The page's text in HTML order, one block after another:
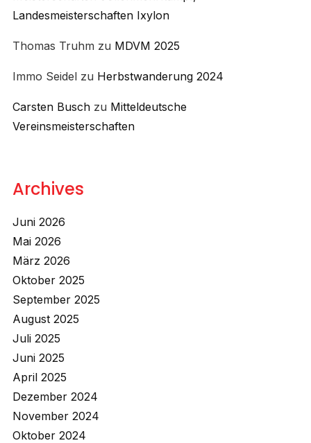
Landesmeisterschaften Ixylon
Thomas Truhm zu MDVM 2025
Immo Seidelzu Herbstwanderung 2024
Carsten Buschzu Mitteldeutsche
Vereinsmeisterschaften
Archives
Juni 2026
Mai 2026
März 2026
Oktober 2025
September 2025
August 2025
Juli 2025
Juni 2025
April 2025
Dezember 2024
November 2024
Oktober 2024